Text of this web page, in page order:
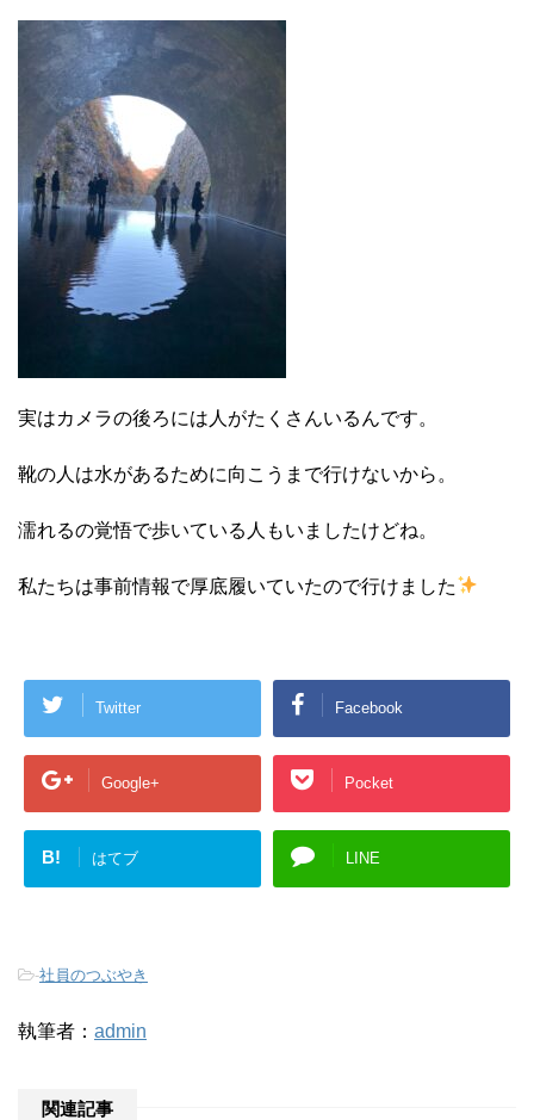
実はカメラの後ろには人がたくさんいるんです。
靴の人は水があるために向こうまで行けないから。
濡れるの覚悟で歩いている人もいましたけどね。
私たちは事前情報で厚底履いていたので行けました
Twitter Facebook
Google+ Pocket
B! はてブ LINE
-社員のつぶやき
執筆者： admin
関連記事